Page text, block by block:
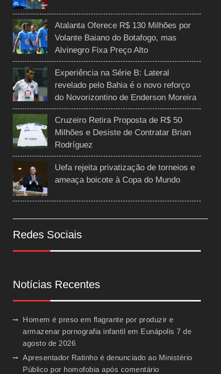
Atalanta Oferece R$ 130 Milhões por
Volante Baiano do Botafogo, mas
Alvinegro Fixa Preço Alto
Experiência na Série B: Lateral
revelado pelo Bahia é o novo reforço
do Novorizontino de Enderson Moreira
Cruzeiro Retira Proposta de R$ 50
Milhões e Desiste de Contratar Brian
Rodríguez
Uefa rejeita privatização de torneios e
ameaça boicote à Copa do Mundo
Redes Sociais
Notícias Recentes
Homem é preso em flagrante por produzir e
armazenar pornografia infantil em Eunápolis 7 de
agosto de 2026
Apresentador Ratinho é denunciado ao Ministério
Público por homofobia após comentário